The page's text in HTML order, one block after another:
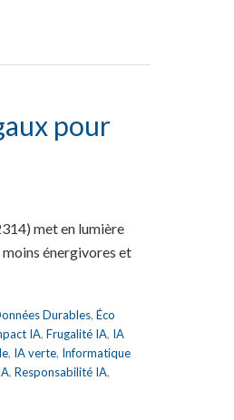
pour
met en lumière
énergivores et
Durables, Éco
IA, Frugalité IA, IA
, IA verte, Informatique
, Responsabilité IA,